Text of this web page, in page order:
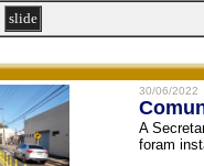
slide
30/06/2022
A
foram